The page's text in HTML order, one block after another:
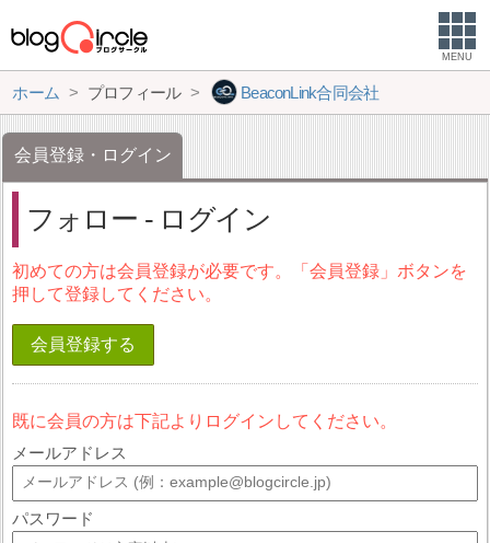
MENU
ホーム プロフィール BeaconLink合同会社
会員登録・ログイン
フォロー - ログイン
初めての方は会員登録が必要です。「会員登録」ボタンを
押して登録してください。
会員登録する
既に会員の方は下記よりログインしてください。
メールアドレス
パスワード